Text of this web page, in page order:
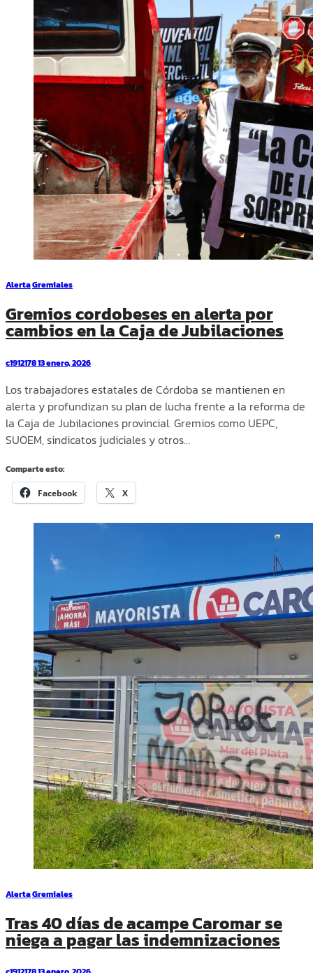
AlertaGremiales
Gremios cordobeses en alerta por
cambios en la Caja de Jubilaciones
c191217813 enero, 2026
Los trabajadores estatales de Córdoba se mantienen en
alerta y profundizan su plan de lucha frente a la reforma de
la Caja de Jubilaciones provincial. Gremios como UEPC,
SUOEM, sindicatos judiciales y otros…
Comparte esto:
Facebook X
AlertaGremiales
Tras 40 días de acampe Caromar se
niega a pagar las indemnizaciones